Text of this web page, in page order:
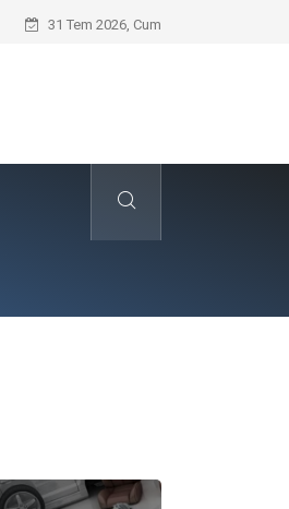
Car Shipping Companies Arasında
31 Tem 2026, Cum